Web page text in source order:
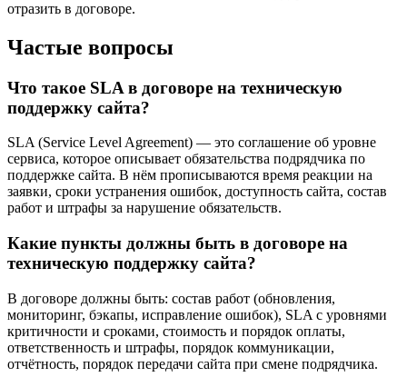
отразить в договоре.
Частые вопросы
Что такое SLA в договоре на техническую
поддержку сайта?
SLA (Service Level Agreement) — это соглашение об уровне
сервиса, которое описывает обязательства подрядчика по
поддержке сайта. В нём прописываются время реакции на
заявки, сроки устранения ошибок, доступность сайта, состав
работ и штрафы за нарушение обязательств.
Какие пункты должны быть в договоре на
техническую поддержку сайта?
В договоре должны быть: состав работ (обновления,
мониторинг, бэкапы, исправление ошибок), SLA с уровнями
критичности и сроками, стоимость и порядок оплаты,
ответственность и штрафы, порядок коммуникации,
отчётность, порядок передачи сайта при смене подрядчика.